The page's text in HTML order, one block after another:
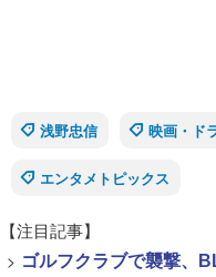
浅野忠信
映画・ド
エンタメトピックス
【注目記事】
> ゴルフクラブで襲撃、